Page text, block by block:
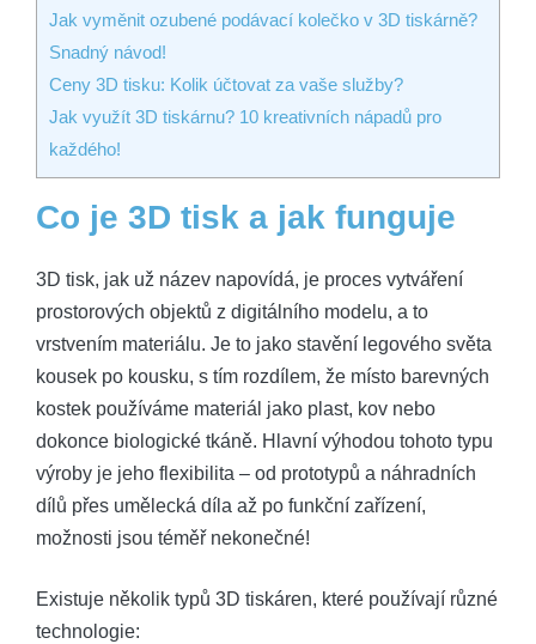
Jak vyměnit ozubené podávací kolečko v 3D tiskárně?
Snadný návod!
Ceny 3D tisku: Kolik účtovat za vaše služby?
Jak využít 3D tiskárnu? 10 kreativních nápadů pro
každého!
Co je 3D tisk a jak funguje
3D tisk, jak už název napovídá, je proces vytváření
prostorových objektů z digitálního modelu, a to
vrstvením materiálu. Je to jako stavění legového světa
kousek po kousku, s tím rozdílem, že místo barevných
kostek používáme materiál jako plast, kov nebo
dokonce biologické tkáně. Hlavní výhodou tohoto typu
výroby je jeho flexibilita – od prototypů a náhradních
dílů přes umělecká díla až po funkční zařízení,
možnosti jsou téměř nekonečné!
Existuje několik typů 3D tiskáren, které používají různé
technologie: